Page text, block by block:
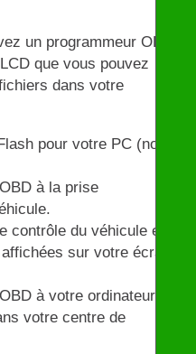
un programmeur OBD
que vous pouvez
dans votre
pour votre PC (non
à la prise
contrôle du véhicule en
sur votre écran
à votre ordinateur et
votre centre de